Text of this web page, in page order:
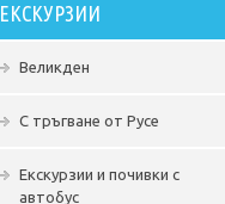
ЕКСКУРЗИИ
Великден
С тръгване от Русе
Екскурзии и почивки с
автобус